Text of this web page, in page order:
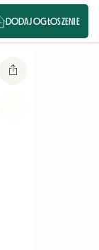
DODAJ OGŁOSZENIE